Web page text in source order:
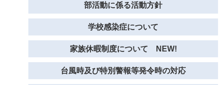
部活動に係る活動方針
学校感染症について
家族休暇制度について NEW!
台風時及び特別警報等発令時の対応